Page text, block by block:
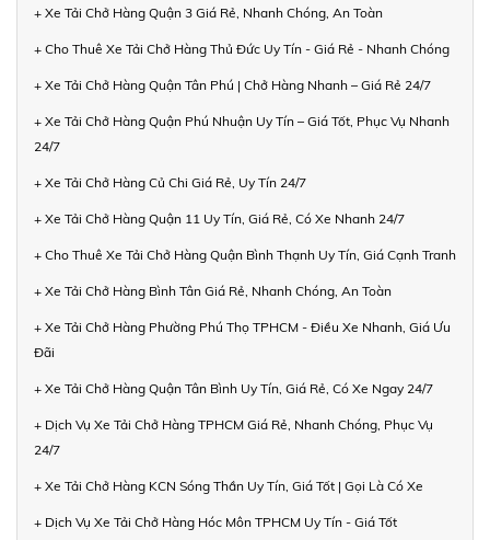
+ Xe Tải Chở Hàng Quận 3 Giá Rẻ, Nhanh Chóng, An Toàn
+ Cho Thuê Xe Tải Chở Hàng Thủ Đức Uy Tín - Giá Rẻ - Nhanh Chóng
+ Xe Tải Chở Hàng Quận Tân Phú | Chở Hàng Nhanh – Giá Rẻ 24/7
+ Xe Tải Chở Hàng Quận Phú Nhuận Uy Tín – Giá Tốt, Phục Vụ Nhanh
24/7
+ Xe Tải Chở Hàng Củ Chi Giá Rẻ, Uy Tín 24/7
+ Xe Tải Chở Hàng Quận 11 Uy Tín, Giá Rẻ, Có Xe Nhanh 24/7
+ Cho Thuê Xe Tải Chở Hàng Quận Bình Thạnh Uy Tín, Giá Cạnh Tranh
+ Xe Tải Chở Hàng Bình Tân Giá Rẻ, Nhanh Chóng, An Toàn
+ Xe Tải Chở Hàng Phường Phú Thọ TPHCM - Điều Xe Nhanh, Giá Ưu
Đãi
+ Xe Tải Chở Hàng Quận Tân Bình Uy Tín, Giá Rẻ, Có Xe Ngay 24/7
+ Dịch Vụ Xe Tải Chở Hàng TPHCM Giá Rẻ, Nhanh Chóng, Phục Vụ
24/7
+ Xe Tải Chở Hàng KCN Sóng Thần Uy Tín, Giá Tốt | Gọi Là Có Xe
+ Dịch Vụ Xe Tải Chở Hàng Hóc Môn TPHCM Uy Tín - Giá Tốt